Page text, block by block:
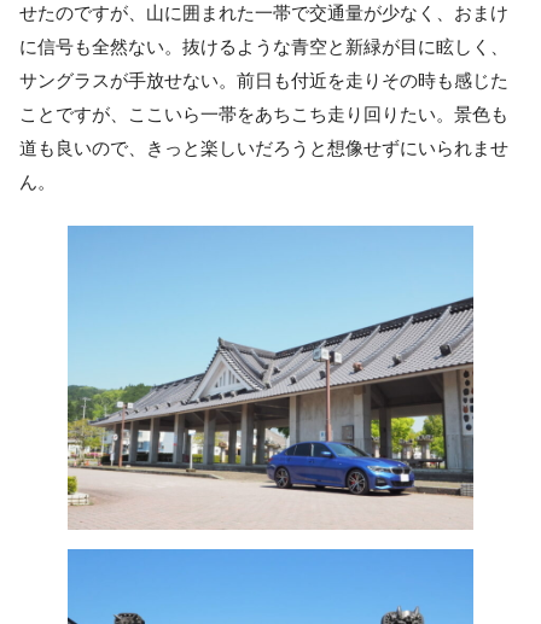
せたのですが、山に囲まれた一帯で交通量が少なく、おまけ
に信号も全然ない。抜けるような青空と新緑が目に眩しく、
サングラスが手放せない。前日も付近を走りその時も感じた
ことですが、ここいら一帯をあちこち走り回りたい。景色も
道も良いので、きっと楽しいだろうと想像せずにいられませ
ん。